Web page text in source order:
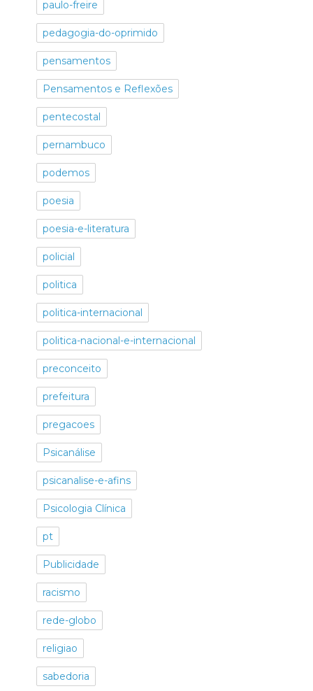
paulo-freire
pedagogia-do-oprimido
pensamentos
Pensamentos e Reflexões
pentecostal
pernambuco
podemos
poesia
poesia-e-literatura
policial
politica
politica-internacional
politica-nacional-e-internacional
preconceito
prefeitura
pregacoes
Psicanálise
psicanalise-e-afins
Psicologia Clínica
pt
Publicidade
racismo
rede-globo
religiao
sabedoria